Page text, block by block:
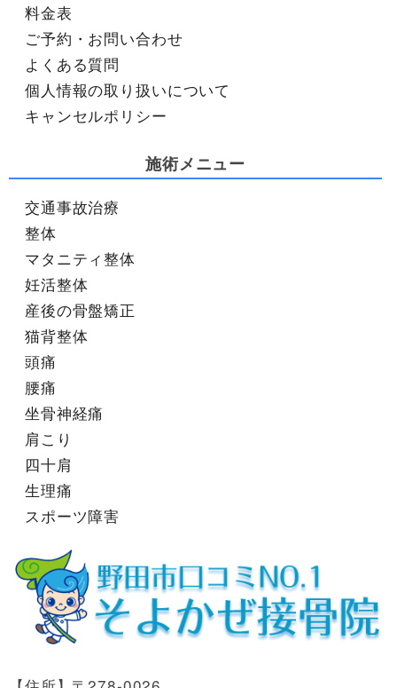
料金表
ご予約・お問い合わせ
よくある質問
個人情報の取り扱いについて
キャンセルポリシー
施術メニュー
交通事故治療
整体
マタニティ整体
妊活整体
産後の骨盤矯正
猫背整体
頭痛
腰痛
坐骨神経痛
肩こり
四十肩
生理痛
スポーツ障害